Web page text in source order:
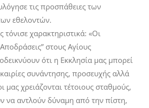
τις προσπάθειες των
εθελοντών.
χαρακτηριστικά: «Οι
στους Αγίους
ότι η Εκκλησία μας μπορεί
συνάντησης, προσευχής αλλά
μας χρειάζονται τέτοιους σταθμούς,
να αντλούν δύναμη από την πίστη,